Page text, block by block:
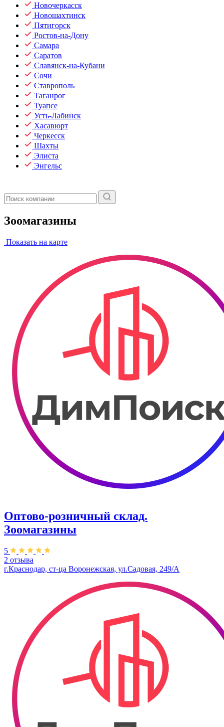
Новочеркасск
Новошахтинск
Пятигорск
Ростов-на-Дону
Самара
Саратов
Славянск-на-Кубани
Сочи
Ставрополь
Таганрог
Туапсе
Усть-Лабинск
Хасавюрт
Черкесск
Шахты
Элиста
Энгельс
Зоомагазины
Показать на карте
Оптово-розничный склад.
Зоомагазины
5
2 отзыва
г.Краснодар, ст-ца Воронежская, ул.Садовая, 249/А